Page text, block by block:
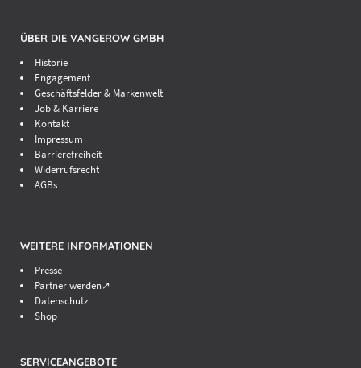
ÜBER DIE VANGEROW GMBH
Historie
Engagement
Geschäftsfelder & Markenwelt
Job & Karriere
Kontakt
Impressum
Barrierefreiheit
Widerrufsrecht
AGBs
WEITERE INFORMATIONEN
Presse
Partner werden↗
Datenschutz
Shop
SERVICEANGEBOTE